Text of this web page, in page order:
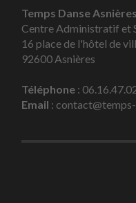
Temps Danse Asnières
Centre Administratif et
16 place de l'hôtel de
92600 Asnières
Téléphone :
Email :